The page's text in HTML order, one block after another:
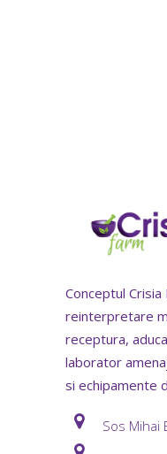
Conceptul
reinterpretare
receptura,
laborator
si echipamente
Sos Mihai